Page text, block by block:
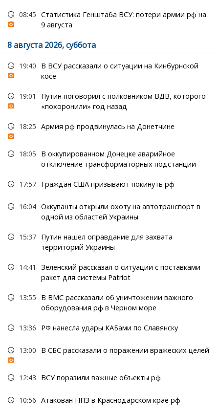
08:45 Статистика Генштаба ВСУ: потери армии рф на
9 августа
8 августа 2026, суббота
19:40
В ВСУ рассказали о ситуации на Кинбурнской
косе
19:01
Путин поговорил с полковником ВДВ, которого
«похоронили» год назад
18:25 Армия рф продвинулась на Донетчине
18:05
В оккупированном Донецке аварийное
отключение трансформаторных подстанции
17:57 Граждан США призывают покинуть рф
16:04 Оккупанты открыли охоту на автотранспорт в
одной из областей Украины
15:37 Путин нашел оправдание для захвата
территорий Украины
14:41
Зеленский рассказал о ситуации с поставками
ракет для системы Patriot
13:55
В ВМС рассказали об уничтожении важного
оборудования рф в Черном море
13:36 РФ нанесла удары КАБами по Славянску
13:00 В СБС рассказали о поражении вражеских целей
12:43 ВСУ поразили важные объекты рф
10:56 Атакован НПЗ в Краснодарском крае рф